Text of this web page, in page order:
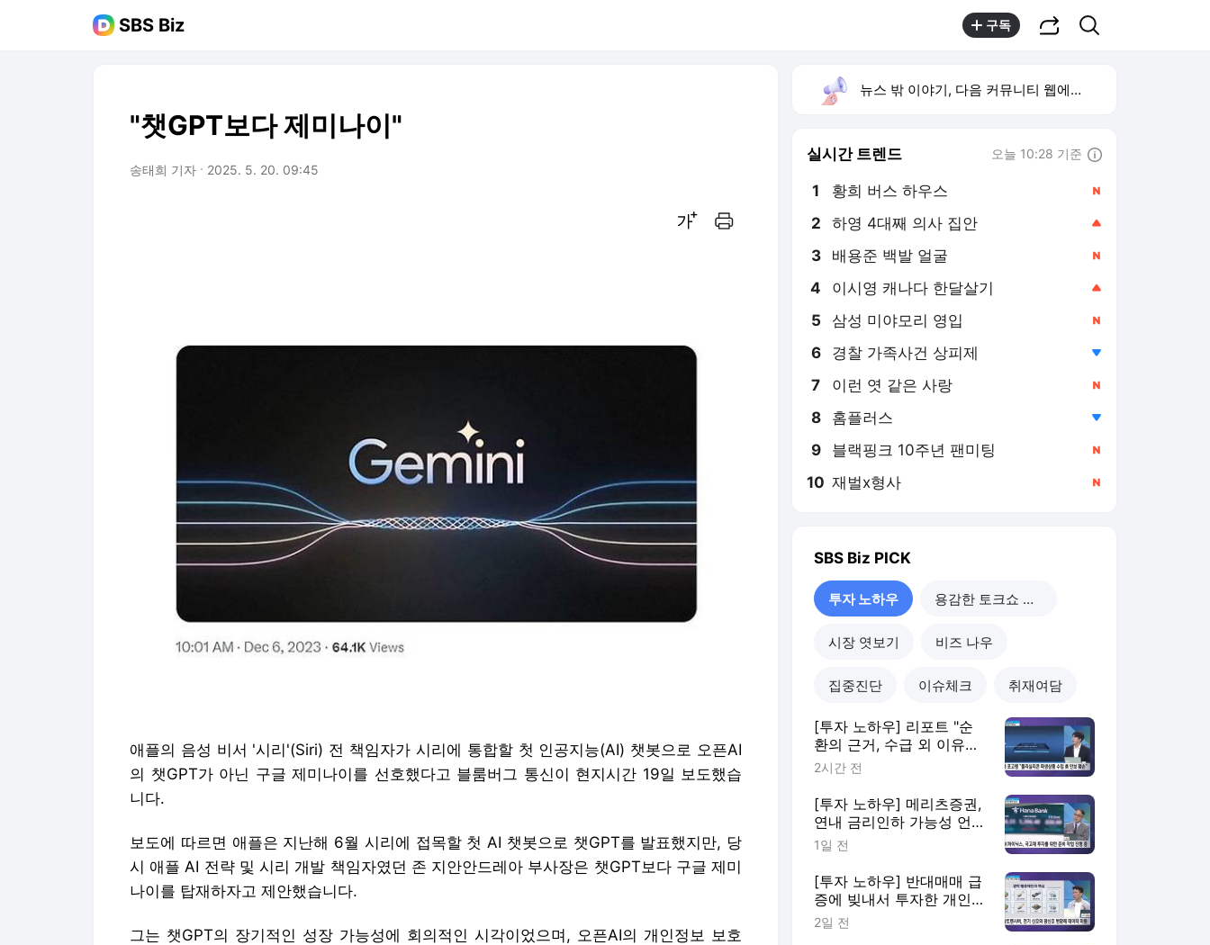
SBS Biz 구독
"챗GPT보다 제미나이"
송태희 기자 2025. 5. 20. 09:45
애플의 음성 비서 '시리'(Siri) 전 책임자가 시리에 통합할 첫 인공지능(AI) 챗봇으로 오픈AI
의 챗GPT가 아닌 구글 제미나이를 선호했다고 블룸버그 통신이 현지시간 19일 보도했습
니다.
보도에 따르면 애플은 지난해 6월 시리에 접목할 첫 AI 챗봇으로 챗GPT를 발표했지만, 당
시 애플 AI 전략 및 시리 개발 책임자였던 존 지안안드레아 부사장은 챗GPT보다 구글 제미
나이를 탑재하자고 제안했습니다.
그는 챗GPT의 장기적인 성장 가능성에 회의적인 시각이었으며, 오픈AI의 개인정보 보호
뉴스 밖 이야기, 다음 커뮤니티 웹에서 보기
실시간 트렌드 오늘 10:28 기준
1 황희 버스 하우스
2 하영 4대째 의사 집안
3 배용준 백발 얼굴
4 이시영 캐나다 한달살기
5 삼성 미야모리 영입
6 경찰 가족사건 상피제
7 이런 엿 같은 사랑
8 홈플러스
9 블랙핑크 10주년 팬미팅
10 재벌x형사
SBS Biz PICK
투자 노하우 용감한 토크쇼 직설
시장 엿보기 비즈 나우
집중진단 이슈체크 취재여담
[투자 노하우] 리포트 "순
환의 근거, 수급 외 이유들
도 존재"
2시간 전
[투자 노하우] 메리츠증권,
연내 금리인하 가능성 언
급…8월 이후는?
1일 전
[투자 노하우] 반대매매 급
증에 빚내서 투자한 개인
시장 떠나
2일 전